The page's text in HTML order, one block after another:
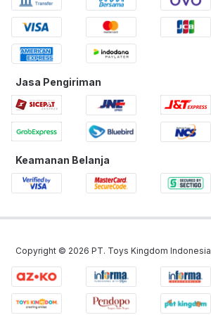
Jasa Pengiriman
Keamanan Belanja
Copyright © 2026 PT. Toys Kingdom Indonesia